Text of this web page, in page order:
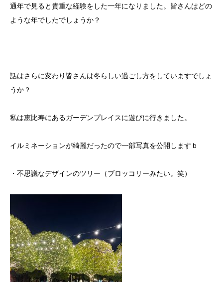
通年で見ると貴重な経験をした一年になりました。皆さんはどの
ような年でしたでしょうか？
話はさらに変わり皆さんは冬らしい過ごし方をしていますでしょ
うか？
私は恵比寿にあるガーデンプレイスに遊びに行きました。
イルミネーションが綺麗だったので一部写真を公開しますｂ
・不思議なデザインのツリー（ブロッコリーみたい。笑）